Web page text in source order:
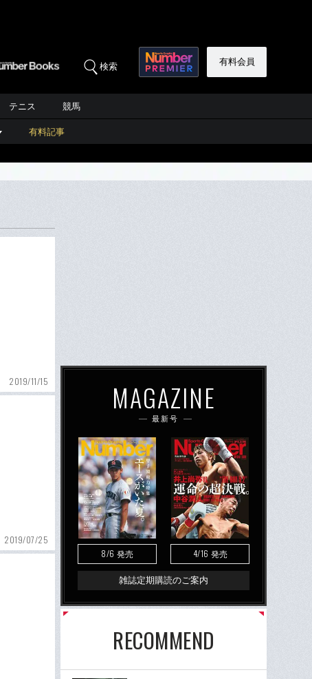
検索 有料会員
テニス 競馬
有料記事
2019/11/15
2019/07/25
MAGAZINE
最新号
8/6 発売 4/16 発売
雑誌定期購読のご案内
RECOMMEND